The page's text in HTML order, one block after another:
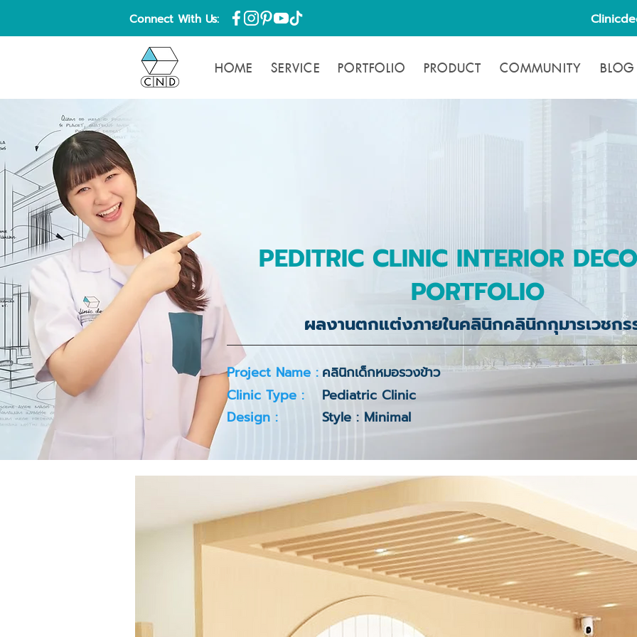
Connect With Us:
HOME SERVICE PORTFOLIO PRODUCT COMMUNITY BLOG
PEDITRIC CLINIC INTERIOR
PORTFOLIO
ผลงานตกแต่งภายในคลินิกคลินิกกุมารเวชกร
Project Name : คลินิกเด็กหมอรวงข้าว
Clinic Type :
Pediatric Clinic
Design :
Style : Minimal